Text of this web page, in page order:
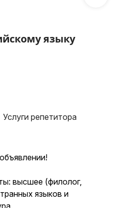
языку
Услуги репетитора
высшее (филолог,
языков и